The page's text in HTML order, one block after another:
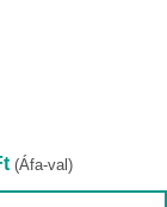
Ártartomány:
3
099Ft
(Áfa-val)